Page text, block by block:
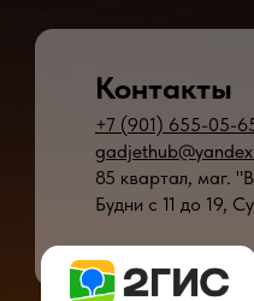
+7 (901) 655-05-
85 квартал, маг.
Будни с 11 до 19,
Контакты
* - время ремонта может меняться